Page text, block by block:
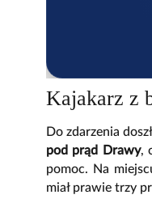
Kajakarz z
Do zdarzenia
pod prąd Drawy,
pomoc. Na
miał prawie trzy